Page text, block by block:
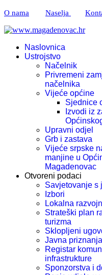
O nama Naselja
Naslovnica
Ustrojstvo
Načelnik
Privremeni
načelnika
Vijeće općine
Sjednice
Izvodi iz
Upravni odjel
Grb i zastava
Vijeće srpske
manjine u
Magadenovac
Otvoreni podaci
Savjetovanje s
Izbori
Lokalna
Strateški plan
turizma
Sklopljeni
Javna priznanja
Registar
infrastrukture
Sponzorstva i